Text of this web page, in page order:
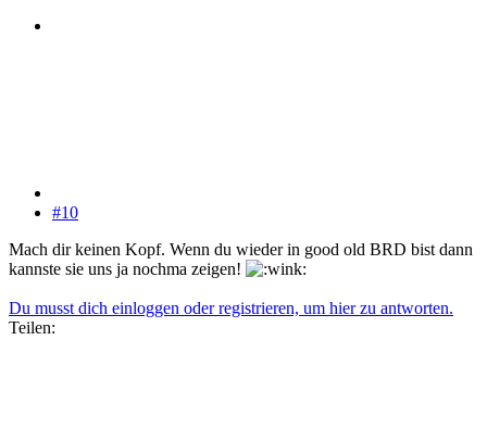
#10
Mach dir keinen Kopf. Wenn du wieder in good old BRD bist dann
kannste sie uns ja nochma zeigen!
Du musst dich einloggen oder registrieren, um hier zu antworten.
Teilen: